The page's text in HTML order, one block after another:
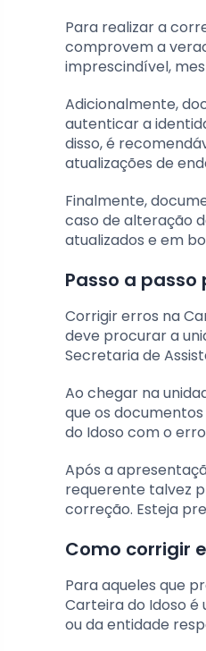
Para realizar a
comprovem a
imprescindível,
Adicionalmente,
autenticar a
disso, é
atualizações de
Finalmente,
caso de alteração
atualizados e em
Passo a
Corrigir erros na
deve procurar a
Secretaria de
Ao chegar na
que os
do Idoso com o
Após a
requerente talvez
correção. Esteja
Como corrigir
Para aqueles que
Carteira do Idoso é
ou da entidade